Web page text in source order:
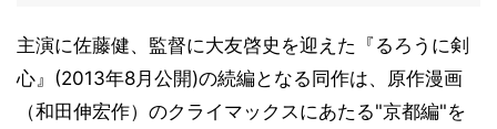
主演に佐藤健、監督に大友啓史を迎えた『るろうに剣
心』(2013年8月公開)の続編となる同作は、原作漫画
（和田伸宏作）のクライマックスにあたる"京都編"を